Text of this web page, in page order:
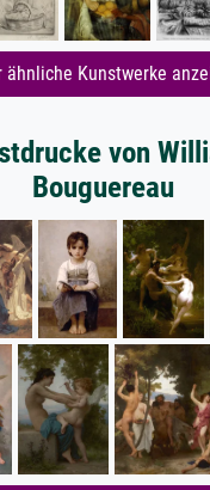
ähnliche Kunstwerke
von
Bouguereau